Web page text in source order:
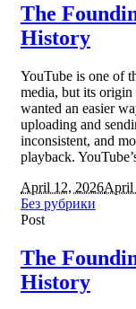
The
History
YouTube is one of
media, but its
wanted an easier
uploading and
inconsistent, and
playback.
April 12, 2026April
Без рубрики
Post
The
History